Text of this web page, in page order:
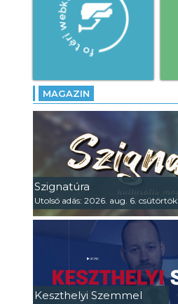
MAGAZIN
Szignatúra
Utolsó adás: 2026. aug. 6. csütörtök
Keszthelyi Szemmel